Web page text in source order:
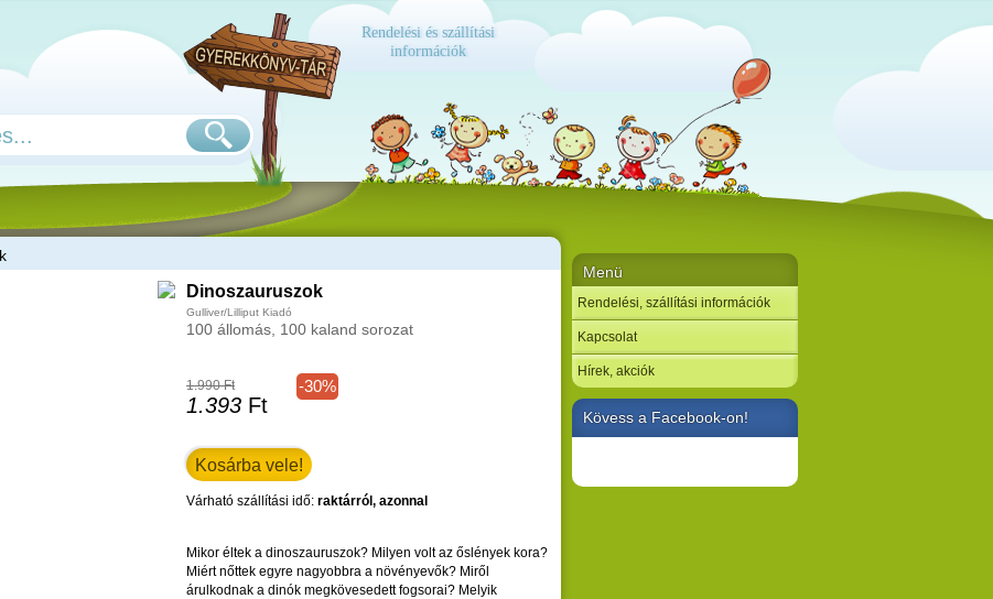
Rendelési és szállítási
információk
Dinoszauruszok
Gulliver/Lilliput Kiadó
100 állomás, 100 kaland sorozat
1.990 Ft
1.393 Ft
-30%
Várható szállítási idő: raktárról, azonnal
Mikor éltek a dinoszauruszok? Milyen volt az őslények kora?
Miért nőttek egyre nagyobbra a növényevők? Miről
árulkodnak a dinók megkövesedett fogsorai? Melyik
Menü
Rendelési, szállítási információk
Kapcsolat
Hírek, akciók
Kövess a Facebook-on!